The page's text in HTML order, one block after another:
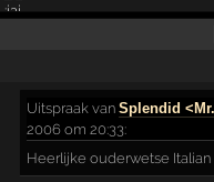
Uitspraak vanSplendid
2006 om 20:33:
Heerlijke ouderwetse Italian